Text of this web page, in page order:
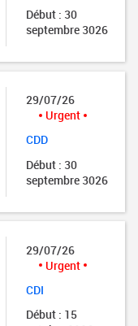
Début : 30
septembre 3026
29/07/26
Urgent
CDD
Début : 30
septembre 3026
29/07/26
Urgent
CDI
Début : 15